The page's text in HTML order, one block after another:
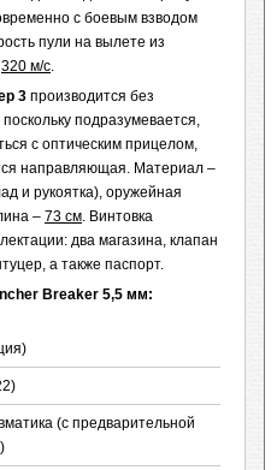
с боевым взводом
пули на вылете из
320 м/с.
3 производится без
подразумевается,
с оптическим прицелом,
направляющая. Материал –
и рукоятка), оружейная
– 73 см. Винтовка
два магазина, клапан
а также паспорт.
Breaker 5,5 мм:
(с предварительной